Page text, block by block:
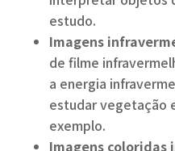
estudo.
Imagens
de filme
a energia
estudar vegetação
exemplo.
Imagens coloridas